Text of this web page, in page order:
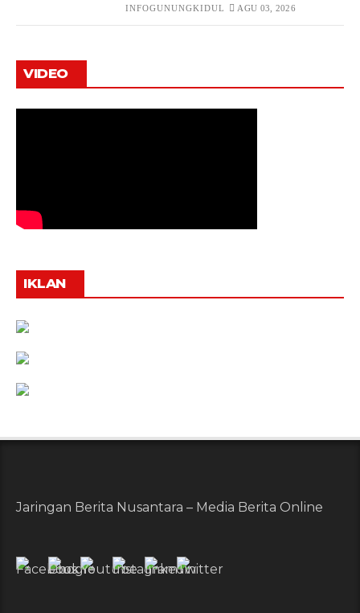
INFOGUNUNGKIDUL AGU 03, 2026
VIDEO
IKLAN
Jaringan Berita Nusantara – Media Berita Online